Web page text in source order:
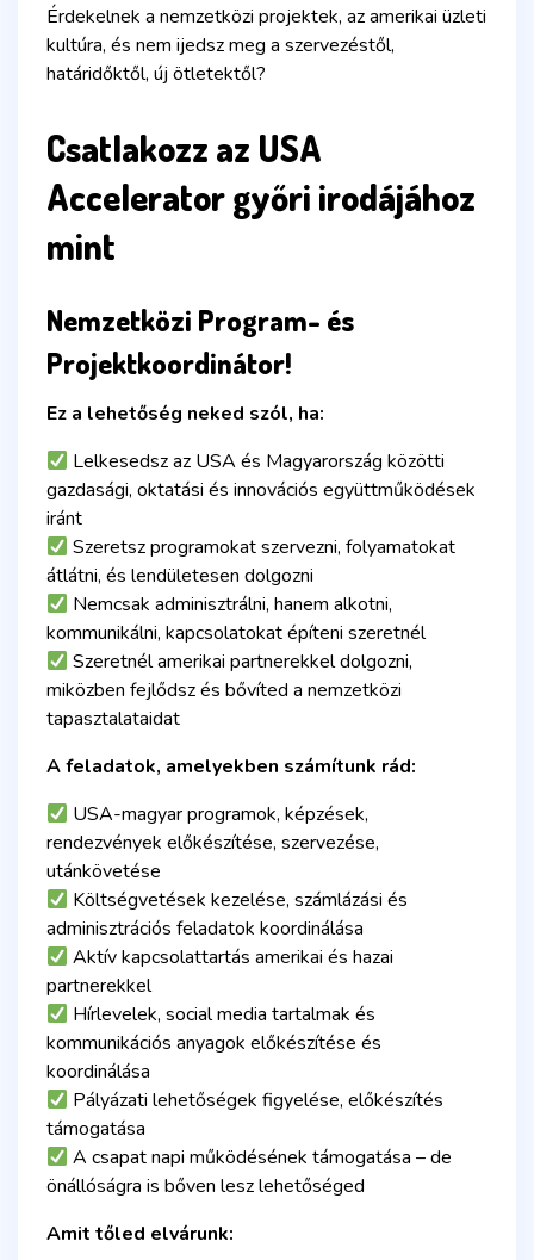
Érdekelnek a nemzetközi projektek, az amerikai üzleti
kultúra, és nem ijedsz meg a szervezéstől,
határidőktől, új ötletektől?
Csatlakozz az USA
Accelerator győri irodájához
mint
Nemzetközi Program- és
Projektkoordinátor!
Ez a lehetőség neked szól, ha:
Lelkesedsz az USA és Magyarország közötti
gazdasági, oktatási és innovációs együttműködések
iránt
Szeretsz programokat szervezni, folyamatokat
átlátni, és lendületesen dolgozni
Nemcsak adminisztrálni, hanem alkotni,
kommunikálni, kapcsolatokat építeni szeretnél
Szeretnél amerikai partnerekkel dolgozni,
miközben fejlődsz és bővíted a nemzetközi
tapasztalataidat
A feladatok, amelyekben számítunk rád:
USA-magyar programok, képzések,
rendezvények előkészítése, szervezése,
utánkövetése
Költségvetések kezelése, számlázási és
adminisztrációs feladatok koordinálása
Aktív kapcsolattartás amerikai és hazai
partnerekkel
Hírlevelek, social media tartalmak és
kommunikációs anyagok előkészítése és
koordinálása
Pályázati lehetőségek figyelése, előkészítés
támogatása
A csapat napi működésének támogatása – de
önállóságra is bőven lesz lehetőséged
Amit tőled elvárunk: